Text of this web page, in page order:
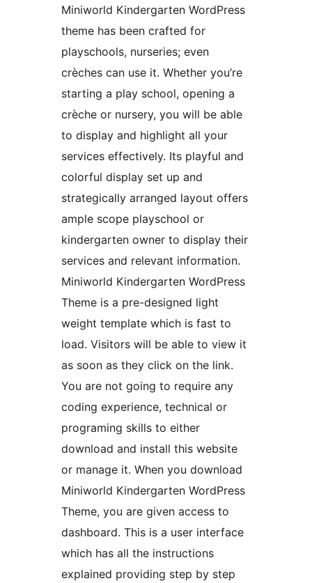
Miniworld Kindergarten WordPress
theme has been crafted for
playschools, nurseries; even
crèches can use it. Whether you’re
starting a play school, opening a
crèche or nursery, you will be able
to display and highlight all your
services effectively. Its playful and
colorful display set up and
strategically arranged layout offers
ample scope playschool or
kindergarten owner to display their
services and relevant information.
Miniworld Kindergarten WordPress
Theme is a pre-designed light
weight template which is fast to
load. Visitors will be able to view it
as soon as they click on the link.
You are not going to require any
coding experience, technical or
programing skills to either
download and install this website
or manage it. When you download
Miniworld Kindergarten WordPress
Theme, you are given access to
dashboard. This is a user interface
which has all the instructions
explained providing step by step